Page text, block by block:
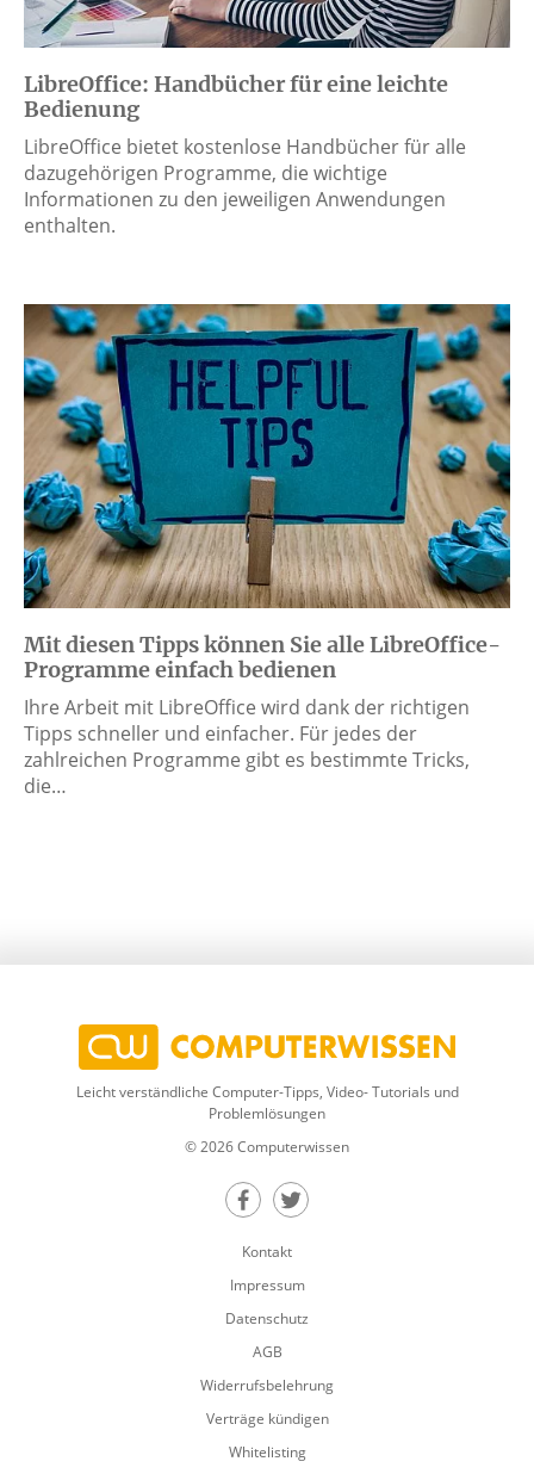
LibreOffice: Handbücher für eine leichte
Bedienung
LibreOffice bietet kostenlose Handbücher für alle
dazugehörigen Programme, die wichtige
Informationen zu den jeweiligen Anwendungen
enthalten.
Mit diesen Tipps können Sie alle LibreOffice-
Programme einfach bedienen
Ihre Arbeit mit LibreOffice wird dank der richtigen
Tipps schneller und einfacher. Für jedes der
zahlreichen Programme gibt es bestimmte Tricks,
die…
Leicht verständliche Computer-Tipps, Video- Tutorials und
Problemlösungen
© 2026 Computerwissen
Teilen auf Facebook
Teilen auf Twitter
Kontakt
Impressum
Datenschutz
AGB
Widerrufsbelehrung
Verträge kündigen
Whitelisting